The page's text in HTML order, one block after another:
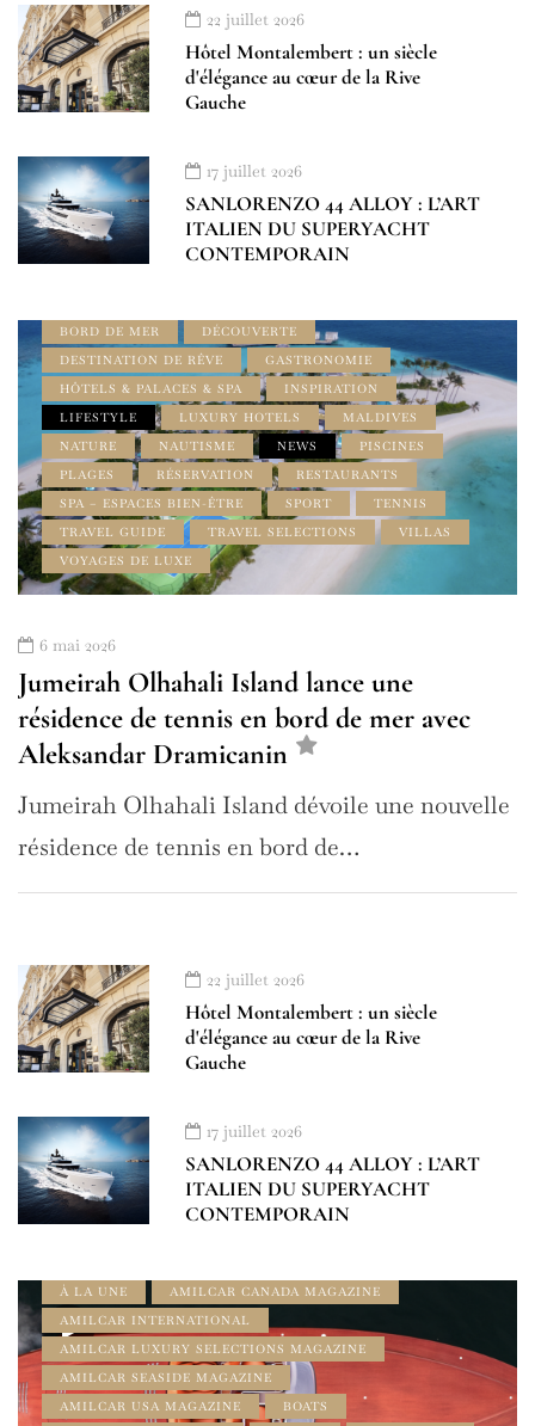
22 juillet 2026
Hôtel Montalembert : un siècle
d'élégance au cœur de la Rive
Gauche
17 juillet 2026
SANLORENZO 44 ALLOY : L’ART
ITALIEN DU SUPERYACHT
CONTEMPORAIN
À DÉCOUVRIR
ADDRESS BOOK AMILCAR MAGAZINE GROUP
AMILCAR INTERNATIONAL
AMILCAR MAGAZINE
AMILCAR MAGAZINE GROUP
BORD DE MER
DÉCOUVERTE
DESTINATION DE RÊVE
GASTRONOMIE
HÔTELS & PALACES & SPA
INSPIRATION
LIFESTYLE
LUXURY HOTELS
MALDIVES
NATURE
NAUTISME NEWS
PISCINES
PLAGES
RÉSERVATION
RESTAURANTS
SPA – ESPACES BIEN-ÊTRE
SPORT
TENNIS
TRAVEL GUIDE
TRAVEL SELECTIONS
VILLAS
VOYAGES DE LUXE
6 mai 2026
Jumeirah Olhahali Island lance une
résidence de tennis en bord de mer avec
Aleksandar Dramicanin
Jumeirah Olhahali Island dévoile une nouvelle
résidence de tennis en bord de…
22 juillet 2026
Hôtel Montalembert : un siècle
d'élégance au cœur de la Rive
Gauche
17 juillet 2026
SANLORENZO 44 ALLOY : L’ART
ITALIEN DU SUPERYACHT
CONTEMPORAIN
À LA UNE
AMILCAR CANADA MAGAZINE
AMILCAR INTERNATIONAL
AMILCAR LUXURY SELECTIONS MAGAZINE
AMILCAR SEASIDE MAGAZINE
AMILCAR USA MAGAZINE
BOATS